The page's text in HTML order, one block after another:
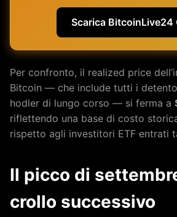
Scarica BitcoinLive24
Per confronto, il realized price
Bitcoin — che include tutti i
hodler di lungo corso — si ferma a
riflettendo una base di costo
rispetto agli investitori ETF entrati
Il picco di
crollo successivo